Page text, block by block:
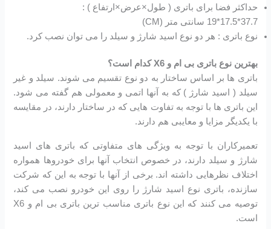
حداکثر فضا برای باتری ( طول×عرض×ارتفاع ) :
37.7*17.5*19 سانتی متر (CM)
نوع باتری : هر دو نوع اسید شارژ و سیلد را می توان نصب کرد.
بهترین نوع باتری بی ام و X6 کدام است؟
باتری ها بر اساس ساختار به دو نوع تقسیم می شوند. سیلد و غیر
سیلد ( اسید شارژ ) که به آنها اتمی و معمولی هم گفته می شود.
این باتری ها با توجه به تفاوت هایی که در ساختار دارند، در مقایسه
با یکدیگر مزایا و معایبی هم دارند.
تعمیرکاران با توجه به ویژگی های متفاوتی که باتری های اسید
شارژ و سیلد دارند، در خصوص انتخاب آنها برای خودروها همواره
اختلاف نظرهایی داشته اند. برخی از آنها با توجه به این که شرکت
سازنده، باتری نوع اسید شارژ را روی این خودرو نصب می کند،
توصیه می کنند که این نوع باتری مناسب ترین باتری بی ام و X6
است.